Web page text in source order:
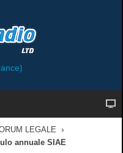
LEGALE
annuale SIAE